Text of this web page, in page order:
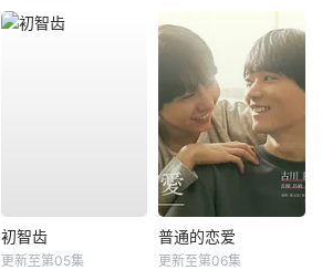
初智齿
更新至第05集
普通的恋爱
更新至第06集